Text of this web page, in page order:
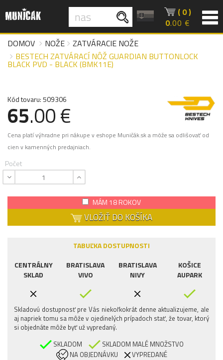
( 0 )
0.00 €
DOMOV
NOŽE
ZATVÁRACIE NOŽE
BESTECH ZATVÁRACÍ NÔŽ GUARDIAN BUTTONLOCK
BLACK PVD - BLACK (BMK11E)
Kód tovaru: 509306
65.00 €
Cena platí výhradne pri nákupe v eshope Muničák.sk a môže sa odlišovať od
cien v kamenných predajniach.
Počet
MÁM 18 ROKOV
VLOŽIŤ DO KOŠÍKA
TABUĽKA DOSTUPNOSTI
CENTRÁLNY
SKLAD
BRATISLAVA
VIVO
BRATISLAVA
NIVY
KOŠICE
AUPARK
Skladovú dostupnosť pre Vás niekoľkokrát denne aktualizujeme, ale
aj napriek tomu sa môže v ojedinelých prípadoch stať, že tovar, ktorý
si objednáte môže byť už vypredaný.
SKLADOM
SKLADOM MALÉ MNOŽSTVO
NA OBJEDNÁVKU
VYPREDANÉ